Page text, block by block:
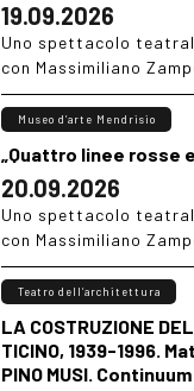
19.09.2026
Uno spettacolo
con Massimiliano
„Quattro linee rosse
20.09.2026
Museo d’arte Mendrisio
Uno spettacolo
con Massimiliano
LA COSTRUZIONE
TICINO, 1939-1996.
PINO MUSI.
Teatro dell’architettura